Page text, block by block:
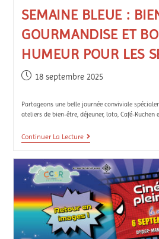
SEMAINE BLEUE :
GOURMANDISE ET
HUMEUR POUR LES
18 septembre 2025
Partageons une belle journée conviviale
ateliers de bien-être, déjeuner, loto, Café-Kuchen
Continuer La Lecture